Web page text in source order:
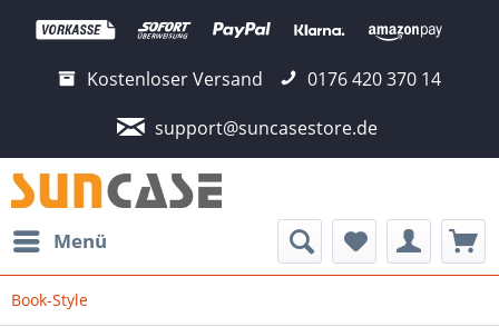
Kostenloser Versand
0176 420 370 14
support@suncasestore.de
Menü
Book-Style